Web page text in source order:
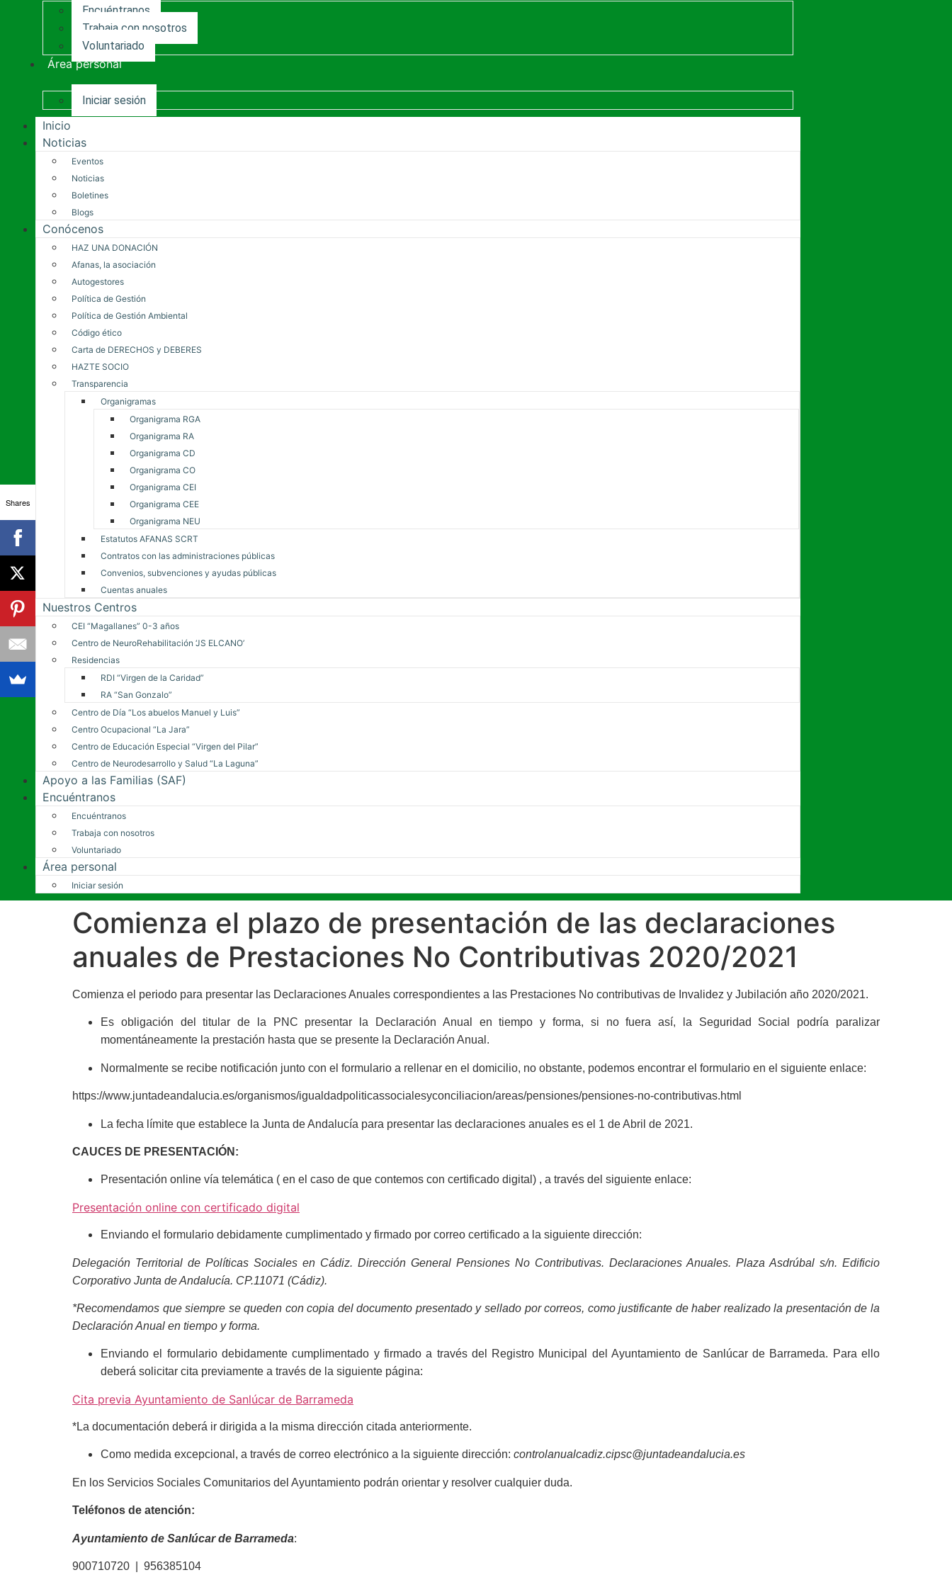
Encuéntranos
Trabaja con nosotros
Voluntariado
Área personal
Iniciar sesión
Inicio
Noticias
Eventos
Noticias
Boletines
Blogs
Conócenos
HAZ UNA DONACIÓN
Afanas, la asociación
Autogestores
Política de Gestión
Política de Gestión Ambiental
Código ético
Carta de DERECHOS y DEBERES
HAZTE SOCIO
Transparencia
Organigramas
Organigrama RGA
Organigrama RA
Organigrama CD
Organigrama CO
Organigrama CEI
Organigrama CEE
Organigrama NEU
Estatutos AFANAS SCRT
Contratos con las administraciones públicas
Convenios, subvenciones y ayudas públicas
Cuentas anuales
Nuestros Centros
CEI “Magallanes” 0-3 años
Centro de NeuroRehabilitación ‘JS ELCANO’
Residencias
RDI “Virgen de la Caridad”
RA “San Gonzalo”
Centro de Día “Los abuelos Manuel y Luis”
Centro Ocupacional “La Jara”
Centro de Educación Especial “Virgen del Pilar”
Centro de Neurodesarrollo y Salud “La Laguna”
Apoyo a las Familias (SAF)
Encuéntranos
Encuéntranos
Trabaja con nosotros
Voluntariado
Área personal
Iniciar sesión
Comienza el plazo de presentación de las declaraciones
anuales de Prestaciones No Contributivas 2020/2021
Comienza el periodo para presentar las Declaraciones Anuales correspondientes a las Prestaciones No contributivas de Invalidez y Jubilación año 2020/2021.
Es obligación del titular de la PNC presentar la Declaración Anual en tiempo y forma, si no fuera así, la Seguridad Social podría paralizar
momentáneamente la prestación hasta que se presente la Declaración Anual.
Normalmente se recibe notificación junto con el formulario a rellenar en el domicilio, no obstante, podemos encontrar el formulario en el siguiente enlace:
https://www.juntadeandalucia.es/organismos/igualdadpoliticassocialesyconciliacion/areas/pensiones/pensiones-no-contributivas.html
La fecha límite que establece la Junta de Andalucía para presentar las declaraciones anuales es el 1 de Abril de 2021.
CAUCES DE PRESENTACIÓN:
Presentación online vía telemática ( en el caso de que contemos con certificado digital) , a través del siguiente enlace:
Presentación online con certificado digital
Enviando el formulario debidamente cumplimentado y firmado por correo certificado a la siguiente dirección:
Delegación Territorial de Políticas Sociales en Cádiz. Dirección General Pensiones No Contributivas. Declaraciones Anuales. Plaza Asdrúbal s/n. Edificio
Corporativo Junta de Andalucía. CP.11071 (Cádiz).
*Recomendamos que siempre se queden con copia del documento presentado y sellado por correos, como justificante de haber realizado la presentación de la
Declaración Anual en tiempo y forma.
Enviando el formulario debidamente cumplimentado y firmado a través del Registro Municipal del Ayuntamiento de Sanlúcar de Barrameda. Para ello
deberá solicitar cita previamente a través de la siguiente página:
Cita previa Ayuntamiento de Sanlúcar de Barrameda
*La documentación deberá ir dirigida a la misma dirección citada anteriormente.
Como medida excepcional, a través de correo electrónico a la siguiente dirección: controlanualcadiz.cipsc@juntadeandalucia.es
En los Servicios Sociales Comunitarios del Ayuntamiento podrán orientar y resolver cualquier duda.
Teléfonos de atención:
Ayuntamiento de Sanlúcar de Barrameda:
900710720 | 956385104
Shares